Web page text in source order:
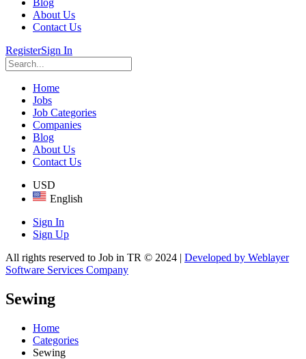
Blog
About Us
Contact Us
RegisterSign In
Home
Jobs
Job Categories
Companies
Blog
About Us
Contact Us
USD
English
Sign In
Sign Up
All rights reserved to Job in TR © 2024 | Developed by Weblayer
Software Services Company
Sewing
Home
Categories
Sewing